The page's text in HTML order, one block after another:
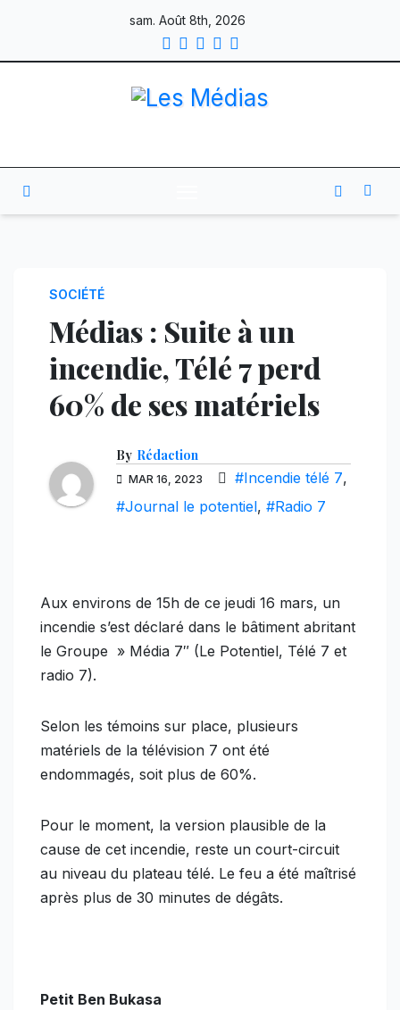
content
sam. Août 8th, 2026
SOCIÉTÉ
Médias : Suite à un
incendie, Télé 7 perd
60% de ses matériels
By Rédaction
MAR 16, 2023 #Incendie télé 7,
#Journal le potentiel, #Radio 7
Aux environs de 15h de ce jeudi 16 mars, un
incendie s’est déclaré dans le bâtiment abritant
le Groupe » Média 7″ (Le Potentiel, Télé 7 et
radio 7).
Selon les témoins sur place, plusieurs
matériels de la télévision 7 ont été
endommagés, soit plus de 60%.
Pour le moment, la version plausible de la
cause de cet incendie, reste un court-circuit
au niveau du plateau télé. Le feu a été maîtrisé
après plus de 30 minutes de dégâts.
Petit Ben Bukasa